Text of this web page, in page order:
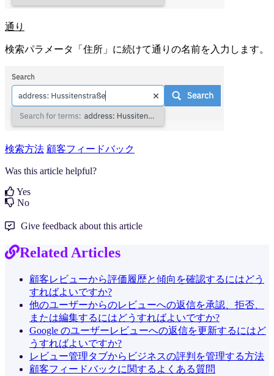
通り
検索パラメータ「住所」に続けて通りの名前を入力します。
検索方法 顧客フィードバック
Was this article helpful?
Yes
No
Give feedback about this article
Related Articles
顧客レビューから評価履歴と傾向を確認するにはどう
すればよいですか?
他のユーザーからのレビューへの返信を承認、拒否、
または編集するにはどうすればよいですか?
Google のユーザーレビューへの返信を更新するにはど
うすればよいですか?
レビュー管理タブからビジネスの評判を管理する方法
顧客フィードバックに関するよくある質問